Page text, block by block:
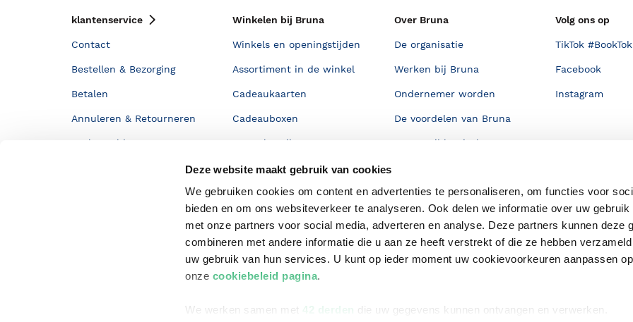
Deze website maakt gebruik van cookies
We gebruiken cookies om content en advertenties te personaliseren, om functies voor
bieden en om ons websiteverkeer te analyseren. Ook delen we informatie over uw
met onze partners voor social media, adverteren en analyse. Deze partners kunnen deze
combineren met andere informatie die u aan ze heeft verstrekt of die ze hebben
uw gebruik van hun services. U kunt op ieder moment uw cookievoorkeuren aanpassen op
onze cookiebeleid pagina.
We werken samen met 42 derden die uw gegevens kunnen ontvangen en verwerken.
klantenservice
Contact
Bestellen & Bezorging
Betalen
Annuleren & Retourneren
Veelgestelde vragen
Zakelijk boeken bestellen
Winkelen bij Bruna
Winkels en openingstijden
Assortiment in de winkel
Cadeaukaarten
Cadeauboxen
Staatsloterij
ING Servicepunten
Over Bruna
De organisatie
Werken bij Bruna
Ondernemer worden
De voordelen van Bruna
Responsible Disclosure
Discriminerende boeken
Volg ons op
TikTok #BookTok
Facebook
Instagram